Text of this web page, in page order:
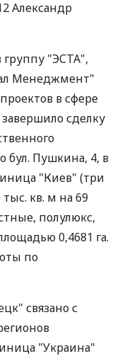
Александр
"ЭСТА",
Менеджмент"
в сфере
сделку
бул. Пушкина, 4, в
"Киев" (три
кв. м на 69
полулюкс,
0,4681 га.
по
связано с
"Украина"